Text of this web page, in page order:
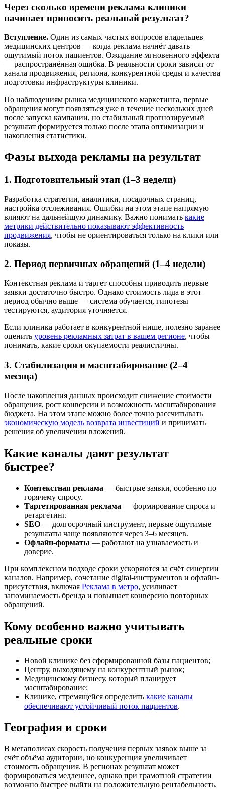
Через сколько времени реклама клиники
начинает приносить реальный результат?
Вступление. Один из самых частых вопросов владельцев
медицинских центров — когда реклама начнёт давать
ощутимый поток пациентов. Ожидание мгновенного эффекта
— распространённая ошибка. В реальности сроки зависят от
канала продвижения, региона, конкурентной среды и качества
подготовки инфраструктуры клиники.
По наблюдениям рынка медицинского маркетинга, первые
обращения могут появляться уже в течение нескольких дней
после запуска кампании, но стабильный прогнозируемый
результат формируется только после этапа оптимизации и
накопления статистики.
Фазы выхода рекламы на результат
1. Подготовительный этап (1–3 недели)
Разработка стратегии, аналитики, посадочных страниц,
настройка отслеживания. Ошибки на этом этапе напрямую
влияют на дальнейшую динамику. Важно понимать какие
метрики действительно показывают эффективность
продвижения, чтобы не ориентироваться только на клики или
показы.
2. Период первичных обращений (1–4 недели)
Контекстная реклама и таргет способны приводить первые
заявки достаточно быстро. Однако стоимость лида в этот
период обычно выше — система обучается, гипотезы
тестируются, аудитория уточняется.
Если клиника работает в конкурентной нише, полезно заранее
оценить уровень рекламных затрат в вашем регионе, чтобы
понимать, какие сроки окупаемости реалистичны.
3. Стабилизация и масштабирование (2–4
месяца)
После накопления данных происходит снижение стоимости
обращения, рост конверсии и возможность масштабирования
бюджета. На этом этапе можно более точно рассчитывать
экономическую модель возврата инвестиций и принимать
решения об увеличении вложений.
Какие каналы дают результат
быстрее?
Контекстная реклама — быстрые заявки, особенно по
горячему спросу.
Таргетированная реклама — формирование спроса и
ретаргетинг.
SEO — долгосрочный инструмент, первые ощутимые
результаты чаще появляются через 3–6 месяцев.
Офлайн-форматы — работают на узнаваемость и
доверие.
При комплексном подходе сроки ускоряются за счёт синергии
каналов. Например, сочетание digital-инструментов и офлайн-
присутствия, включая Реклама в метро, усиливает
запоминаемость бренда и повышает конверсию повторных
обращений.
Кому особенно важно учитывать
реальные сроки
Новой клинике без сформированной базы пациентов;
Центру, выходящему на конкурентный рынок;
Медицинскому бизнесу, который планирует
масштабирование;
Клинике, стремящейся определить какие каналы
обеспечивают устойчивый поток пациентов.
География и сроки
В мегаполисах скорость получения первых заявок выше за
счёт объёма аудитории, но конкуренция увеличивает
стоимость обращения. В регионах результат может
формироваться медленнее, однако при грамотной стратегии
возможно быстрее выйти на положительную рентабельность.